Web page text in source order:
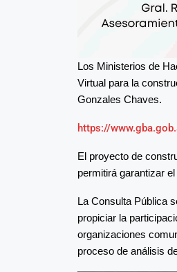
Los Ministerios de
Virtual para la
Gonzales Chaves.
https://
El proyecto de
permitirá garantizar
La Consulta Pública
propiciar la
organizaciones
proceso de análisis